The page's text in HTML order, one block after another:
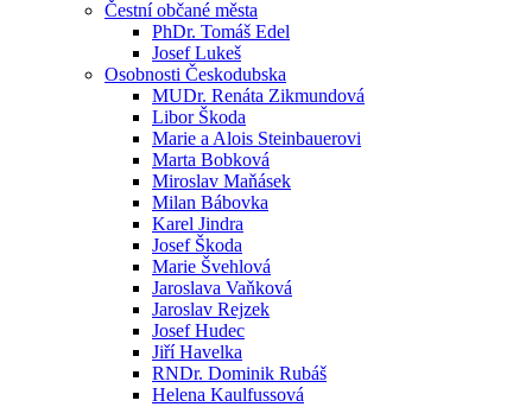
Čestní občané města
PhDr. Tomáš Edel
Josef Lukeš
Osobnosti Českodubska
MUDr. Renáta Zikmundová
Libor Škoda
Marie a Alois Steinbauerovi
Marta Bobková
Miroslav Maňásek
Milan Bábovka
Karel Jindra
Josef Škoda
Marie Švehlová
Jaroslava Vaňková
Jaroslav Rejzek
Josef Hudec
Jiří Havelka
RNDr. Dominik Rubáš
Helena Kaulfussová